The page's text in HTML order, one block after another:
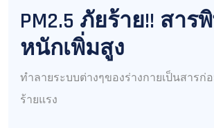
PM2.5 ภัยร้าย!! สาร
หนักเพิ่มสูง
ทำลายระบบต่างๆของร่างกายเป็นสารก่
ร้ายแรง